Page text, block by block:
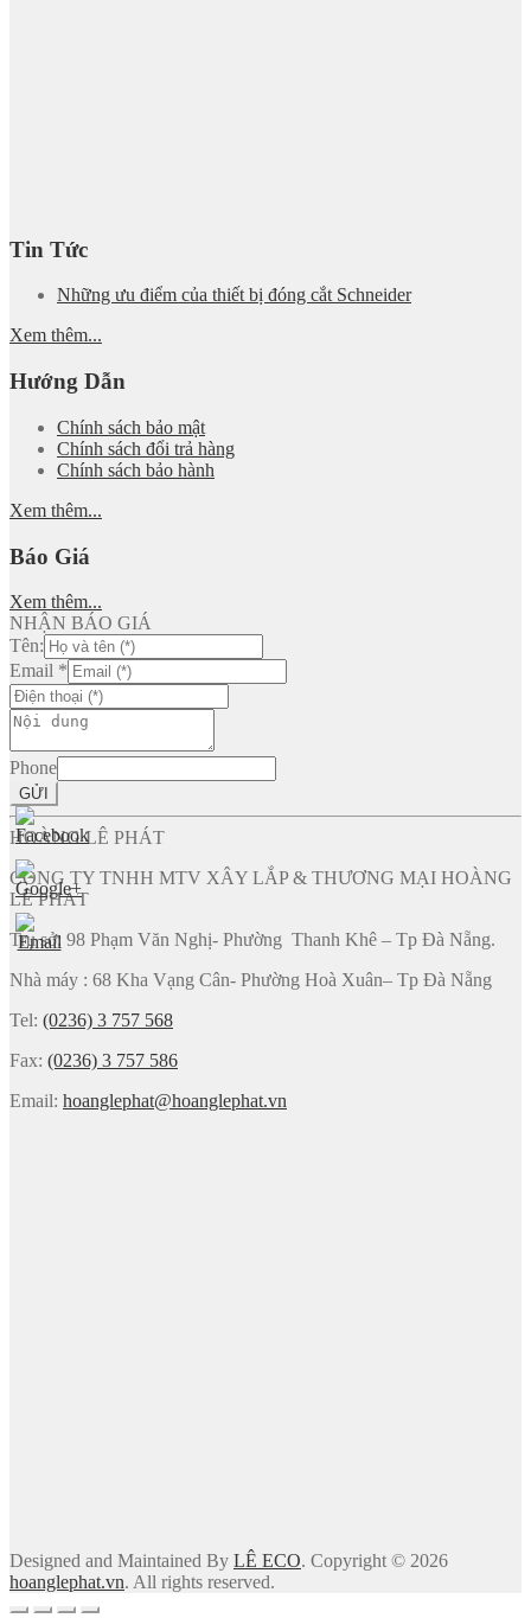
Tin Tức
Những ưu điểm của thiết bị đóng cắt Schneider
Xem thêm...
Hướng Dẫn
Chính sách bảo mật
Chính sách đổi trả hàng
Chính sách bảo hành
Xem thêm...
Báo Giá
Xem thêm...
NHẬN BÁO GIÁ
Tên:
Email *
Phone
GỬI
HOÀNG LÊ PHÁT
CÔNG TY TNHH MTV XÂY LẮP & THƯƠNG MẠI HOÀNG
LÊ PHÁT
Trụ sở: 98 Phạm Văn Nghị- Phường Thanh Khê – Tp Đà Nẵng.
Nhà máy : 68 Kha Vạng Cân- Phường Hoà Xuân– Tp Đà Nẵng
Tel: (0236) 3 757 568
Fax: (0236) 3 757 586
Email: hoanglephat@hoanglephat.vn
Designed and Maintained By LÊ ECO. Copyright © 2026
hoanglephat.vn. All rights reserved.